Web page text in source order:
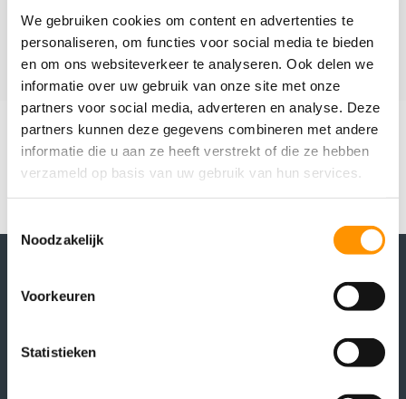
We gebruiken cookies om content en advertenties te
personaliseren, om functies voor social media te bieden
en om ons websiteverkeer te analyseren. Ook delen we
informatie over uw gebruik van onze site met onze
partners voor social media, adverteren en analyse. Deze
partners kunnen deze gegevens combineren met andere
informatie die u aan ze heeft verstrekt of die ze hebben
verzameld op basis van uw gebruik van hun services.
Noodzakelijk
Voorkeuren
Statistieken
Verzenden